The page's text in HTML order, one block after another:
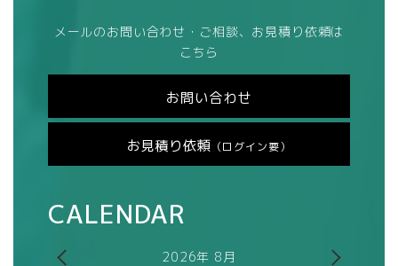
メールのお問い合わせ・ご相談、お見積り依頼は
こちら
お問い合わせ
お見積り依頼 （ログイン要）
CALENDAR
2026年 8月